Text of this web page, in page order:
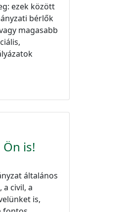
ezek között
bérlők
magasabb
is!
általános
civil, a
is,